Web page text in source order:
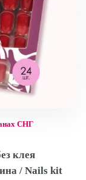
СНГ
клея
/ Nails kit